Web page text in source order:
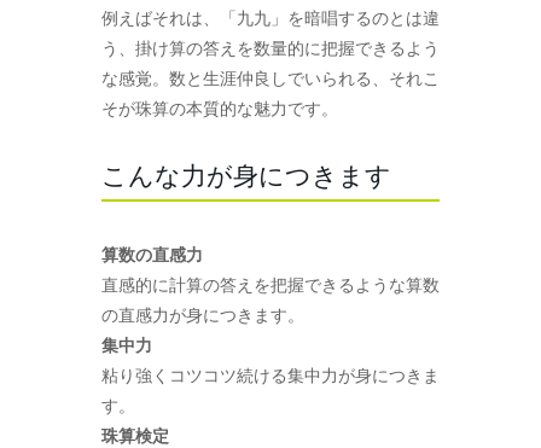
例えばそれは、「九九」を暗唱するのとは違
う、掛け算の答えを数量的に把握できるよう
な感覚。数と生涯仲良しでいられる、それこ
そが珠算の本質的な魅力です。
こんな力が身につきます
算数の直感力
直感的に計算の答えを把握できるような算数
の直感力が身につきます。
集中力
粘り強くコツコツ続ける集中力が身につきま
す。
珠算検定